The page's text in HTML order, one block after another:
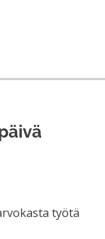
työtä